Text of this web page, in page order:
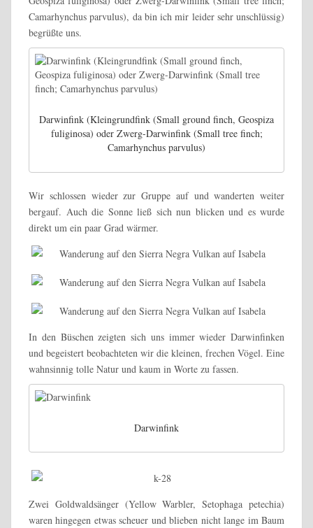
Camarhynchus parvulus), da bin ich mir leider sehr unschlüssig)
begrüßte uns.
Darwinfink (Kleingrundfink (Small ground finch, Geospiza
fuliginosa) oder Zwerg-Darwinfink (Small tree finch;
Camarhynchus parvulus)
Wir schlossen wieder zur Gruppe auf und wanderten weiter
bergauf. Auch die Sonne ließ sich nun blicken und es wurde
direkt um ein paar Grad wärmer.
In den Büschen zeigten sich uns immer wieder Darwinfinken
und begeistert beobachteten wir die kleinen, frechen Vögel. Eine
wahnsinnig tolle Natur und kaum in Worte zu fassen.
Darwinfink
Zwei Goldwaldsänger (Yellow Warbler, Setophaga petechia)
waren hingegen etwas scheuer und blieben nicht lange im Baum